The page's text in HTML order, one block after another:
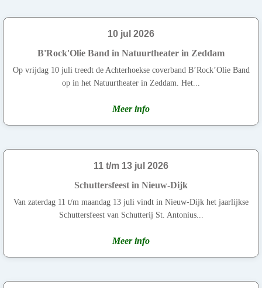
10 jul 2026
B'Rock'Olie Band in Natuurtheater in Zeddam
Op vrijdag 10 juli treedt de Achterhoekse coverband B’Rock’Olie Band
op in het Natuurtheater in Zeddam. Het...
Meer info
11 t/m 13 jul 2026
Schuttersfeest in Nieuw-Dijk
Van zaterdag 11 t/m maandag 13 juli vindt in Nieuw-Dijk het jaarlijkse
Schuttersfeest van Schutterij St. Antonius...
Meer info